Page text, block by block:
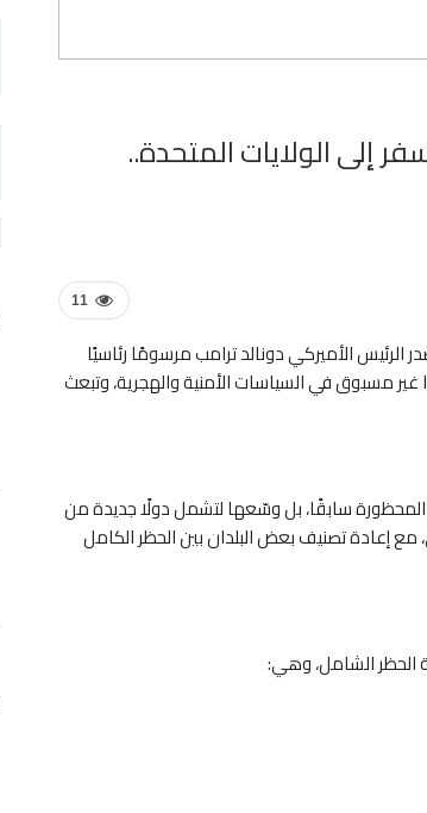
إلى الولايات المتحدة..
11
الرئيس الأميركي دونالد ترامب مرسومًا رئاسيًا
مسبوق في السياسات الأمنية والهجرية، وتبعث
على قائمة الدول المحظورة سابقًا، بل وسّعها لتشمل دولًا جديدة من
إعادة تصنيف بعض البلدان بين الحظر الكامل
الحظر الشامل، وهي: